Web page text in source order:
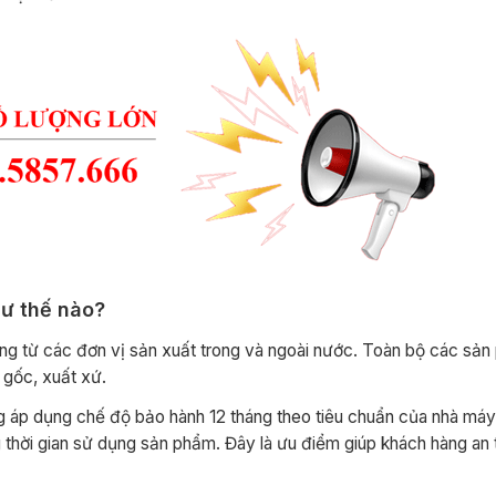
thế nào?
từ các đơn vị sản xuất trong và ngoài nước. Toàn bộ các
xuất xứ.
dụng chế độ bảo hành 12 tháng theo tiêu chuẩn của nhà
gian sử dụng sản phẩm. Đây là ưu điểm giúp khách hàng an